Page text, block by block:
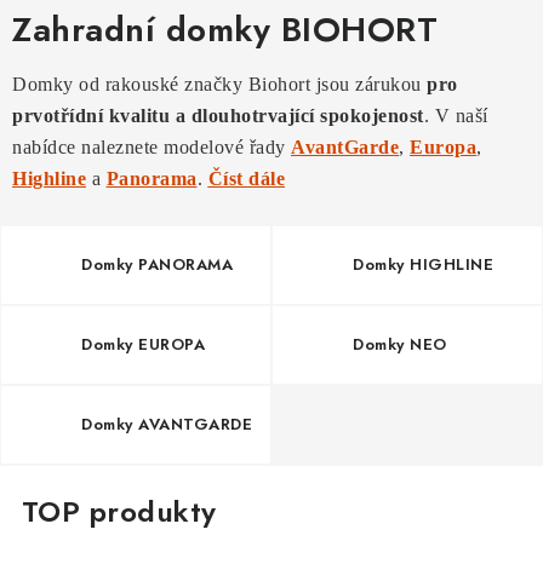
Grily a ohniště
Vytápění
Kontakty
Zahradní domky BIOHORT
Domky od rakouské značky Biohort jsou zárukou pro
prvotřídní kvalitu a dlouhotrvající spokojenost. V naší
nabídce naleznete modelové řady AvantGarde, Europa,
Highline a Panorama. Číst dále
Domky PANORAMA Domky HIGHLINE
Domky EUROPA Domky NEO
Domky AVANTGARDE